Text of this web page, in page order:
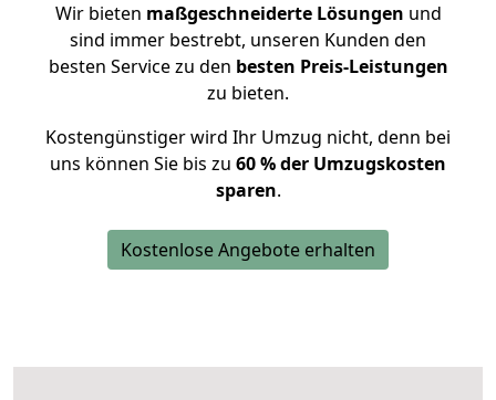
Wir bieten maßgeschneiderte Lösungen und
sind immer bestrebt, unseren Kunden den
besten Service zu den besten Preis-Leistungen
zu bieten.
Kostengünstiger wird Ihr Umzug nicht, denn bei
uns können Sie bis zu 60 % der Umzugskosten
sparen.
Kostenlose Angebote erhalten